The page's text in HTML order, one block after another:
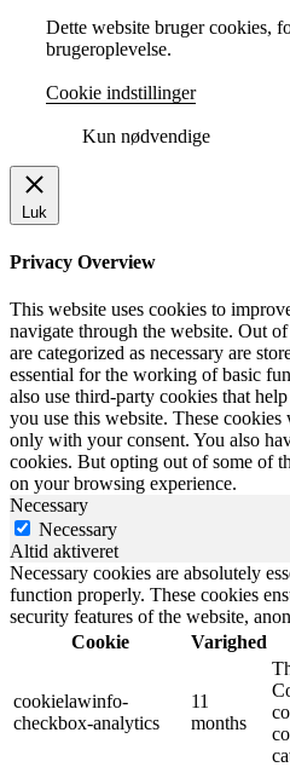
Dette website bruger cookies,
brugeroplevelse.
Cookie indstillinger
Kun nødvendige
Luk
Privacy Overview
This website uses cookies to
navigate through the website. Out
are categorized as necessary are
essential for the working of basic
also use third-party cookies that
you use this website. These
only with your consent. You also
cookies. But opting out of some of
on your browsing experience.
Necessary
Necessary
Altid aktiveret
Necessary cookies are absolutely
function properly. These cookies
security features of the website,
Cookie
Varighed
cookielawinfo-
checkbox-analytics
11
months